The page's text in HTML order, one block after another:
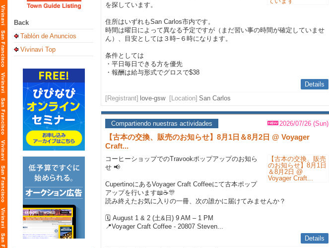
Back
Tablón de Anuncios
Vivinavi Top
を探しています。
住所はいずれもSan Carlos市内です。
時間は曜日によって異なる予定ですが（まだ習い事の時間が確定していませ
ん）、目安としては３時−６時になります。
条件としては
・平日毎日できる方を優先
・報酬は給与形式でグロスで$38
Details
[Registrant] love-gsw [Location] San Carlos
Compartiendo nuestras actividades 2026/07/26 (Sun)
【古本の交換、販売のお知らせ】8月1日＆8月2日 @ Voyager
Craft...
コーヒーショップでのTravookポップアップのお知ら
せ 📢
CupertinoにあるVoyager Craft Coffeeにて古本ポップ
アップを行います📖☕🎊
読み終えたお気に入りの一冊、次の誰かに届けてみませんか？
🗓 August 1 & 2 (土&日) 9 AM – 1 PM
📍Voyager Craft Coffee - 20807 Steven...
Details